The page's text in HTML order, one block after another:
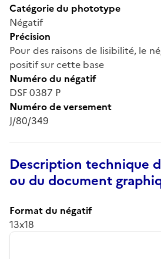
Catégorie du phototype
Négatif
Précision
Pour des raisons de lisibilité, le
positif sur cette base
Numéro du négatif
DSF 0387 P
Numéro de versement
J/80/349
Description technique
ou du document
Format du négatif
13x18